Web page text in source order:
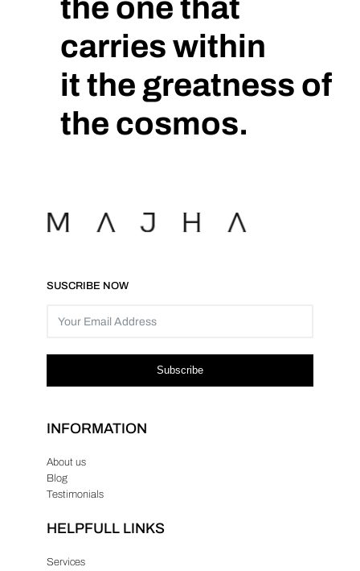
the one that
carries within
it the greatness of
the cosmos.
SUSCRIBE NOW
Subscribe
INFORMATION
About us
Blog
Testimonials
HELPFULL LINKS
Services